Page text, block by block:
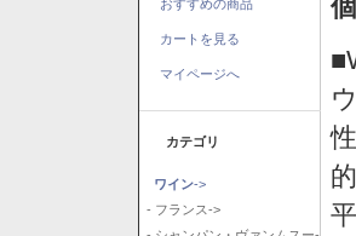
おすすめの商品
カートを見る
マイページへ
カテゴリ
ワイン->
- フランス->